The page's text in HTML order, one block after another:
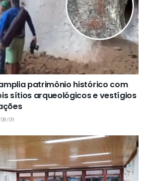
patrimônio histórico com
sítios arqueológicos e vestígios
09